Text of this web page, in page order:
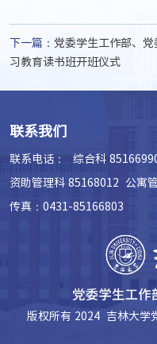
下一篇： 党委学生工作部、
习教育读书班开班仪式
联系我们
联系电话：
综合科
资助管理科 85168012 公寓
传真：0431-85166803
版权所有 2024 吉林大学